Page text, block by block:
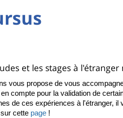
et les stages à
vous propose de vous
compte pour la validation de
de ces expériences à l'étranger, il
cette page!